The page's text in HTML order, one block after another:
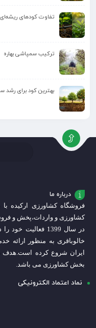
تفاوت کودهای
ترکیب سمپاشی بهاره
بهترین کود برای رشد
درباره ما
کشاورزی و واردات،پخش و
در سال 1399
خالوباقری به منظور ارائه
ایران شروع کرده است.هدف
بخش کشاورزی می باشد.
نماد اعتماد الکترونیکی